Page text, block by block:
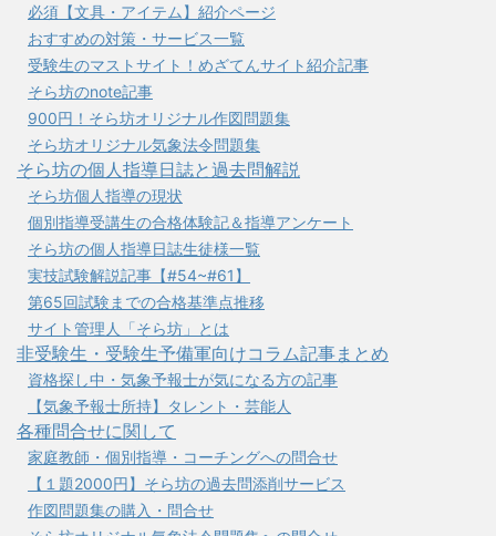
必須【文具・アイテム】紹介ページ
おすすめの対策・サービス一覧
受験生のマストサイト！めざてんサイト紹介記事
そら坊のnote記事
900円！そら坊オリジナル作図問題集
そら坊オリジナル気象法令問題集
そら坊の個人指導日誌と過去問解説
そら坊個人指導の現状
個別指導受講生の合格体験記＆指導アンケート
そら坊の個人指導日誌生徒様一覧
実技試験解説記事【#54~#61】
第65回試験までの合格基準点推移
サイト管理人「そら坊」とは
非受験生・受験生予備軍向けコラム記事まとめ
資格探し中・気象予報士が気になる方の記事
【気象予報士所持】タレント・芸能人
各種問合せに関して
家庭教師・個別指導・コーチングへの問合せ
【１題2000円】そら坊の過去問添削サービス
作図問題集の購入・問合せ